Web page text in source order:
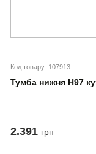
Код товару: 107913
Тумба нижня Н97
2.391 грн